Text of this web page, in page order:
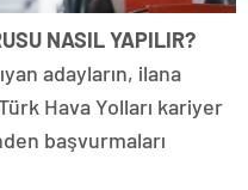
NASIL YAPILIR?
adayların, ilana
Hava Yolları kariyer
başvurmaları